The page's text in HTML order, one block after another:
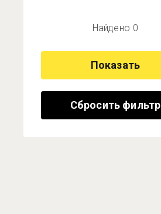
Найдено 0
Показать
Сбросить фильтр